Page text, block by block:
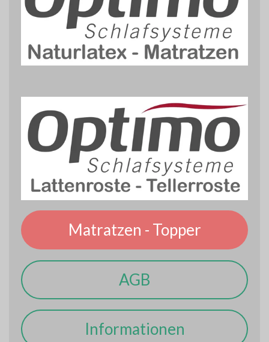
Matratzen - Topper
AGB
Informationen